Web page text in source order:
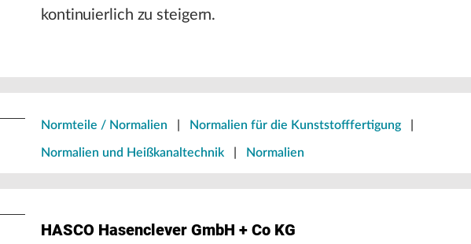
kontinuierlich zu steigern.
Normteile / Normalien Normalien für die Kunststofffertigung
Normalien und Heißkanaltechnik Normalien
HASCO Hasenclever GmbH + Co KG